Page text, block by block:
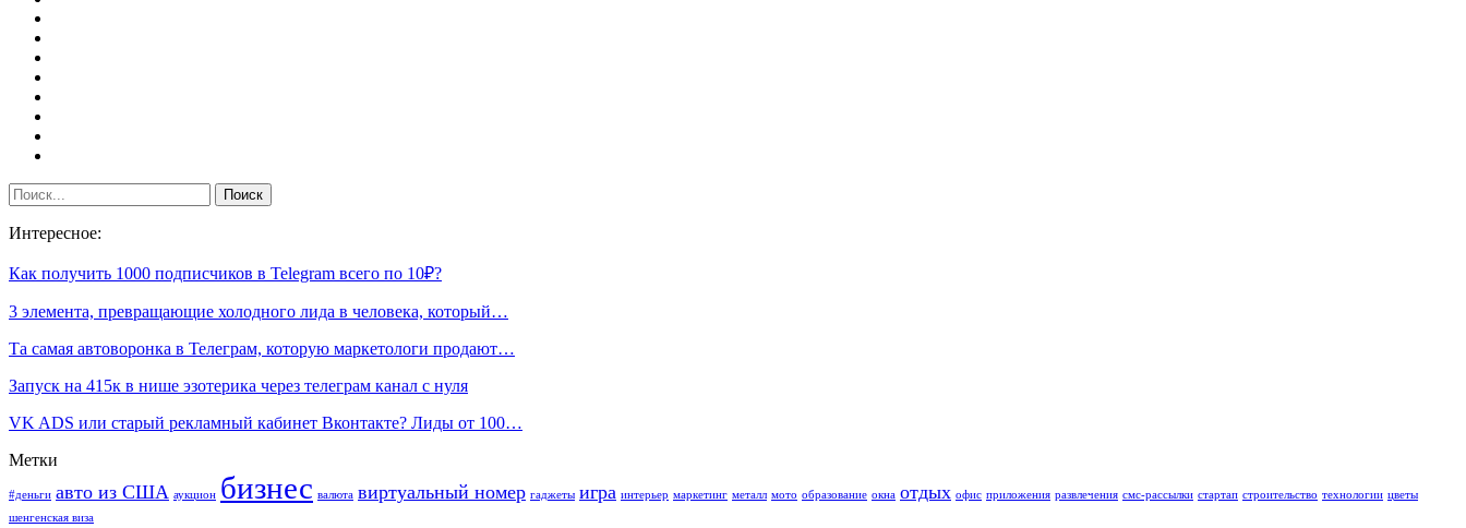
Интересное:
Как получить 1000 подписчиков в Telegram всего по 10₽?
3 элемента, превращающие холодного лида в человека, который…
Та самая автоворонка в Телеграм, которую маркетологи продают…
Запуск на 415к в нише эзотерика через телеграм канал с нуля
VK ADS или старый рекламный кабинет Вконтакте? Лиды от 100…
Метки
#деньги авто из США аукцион бизнес валюта виртуальный номер гаджеты игра интерьер маркетинг металл мото образование окна отдых офис приложения развлечения смс-рассылки стартап строительство технологии цветы
шенгенская виза